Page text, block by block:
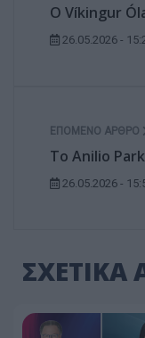
Ο Víkingur
26.05.2026 -
ΕΠΌΜΕΝΟ ΆΡΘΡΟ
Το Anilio
26.05.2026 -
ΣΧΕΤΙΚΑ